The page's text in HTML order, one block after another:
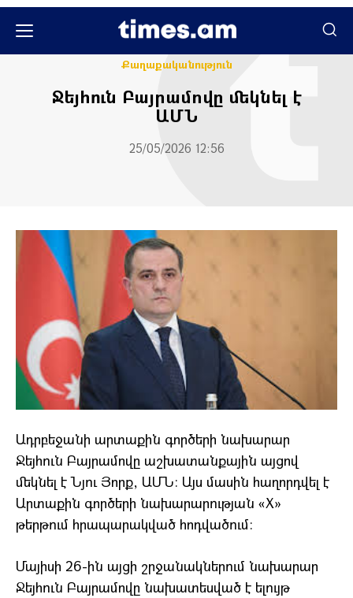
Քաղաքականություն
Ջեյհուն Բայրամովը մեկնել է
ԱՄՆ
25/05/2026 12:56
Ադրբեջանի արտաքին գործերի նախարար
Ջեյհուն Բայրամովը աշխատանքային այցով
մեկնել է Նյու Յորք, ԱՄՆ։ Այս մասին հաղորդվել է
Արտաքին գործերի նախարարության «X»
թերթում հրապարակված հոդվածում։
Մայիսի 26-ին այցի շրջանակներում նախարար
Ջեյհուն Բայրամովը նախատեսված է ելույթ